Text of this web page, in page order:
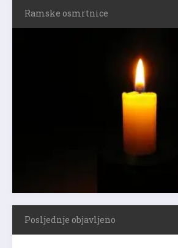
Ramske osmrtnice
Posljednje objavljeno